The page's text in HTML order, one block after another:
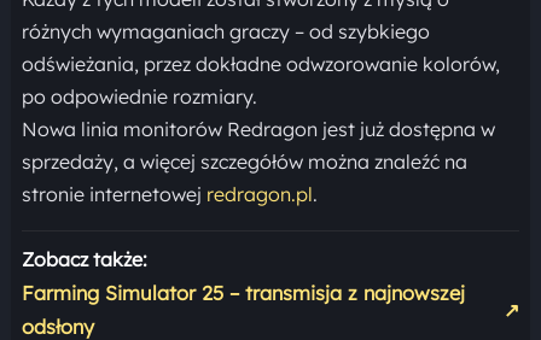
różnych wymaganiach graczy – od szybkiego
odświeżania, przez dokładne odwzorowanie kolorów,
po odpowiednie rozmiary.
Nowa linia monitorów Redragon jest już dostępna w
sprzedaży, a więcej szczegółów można znaleźć na
stronie internetowej redragon.pl.
Zobacz także:
Farming Simulator 25 – transmisja z najnowszej
odsłony
↗